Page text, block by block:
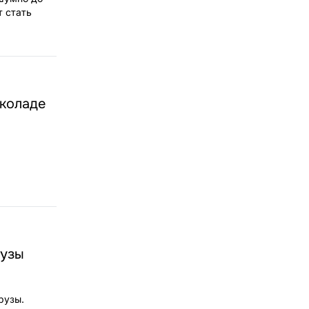
стать